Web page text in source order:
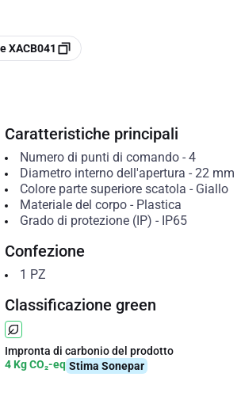
XACB041
Caratteristiche principali
Numero di punti di comando- 4
Diametro interno dell'apertura - 22 mm
Colore parte superiore scatola - Giallo
Materiale del corpo- Plastica
Grado di protezione (IP) - IP65
Confezione
1 PZ
Classificazione green
Impronta di carbonio del prodotto
4 Kg CO₂-eq Stima Sonepar